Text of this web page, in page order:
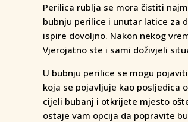
Perilica rublja se mora čistiti
bubnju perilice i unutar latice za
ispire dovoljno. Nakon nekog
Vjerojatno ste i sami doživjeli
U bubnju perilice se mogu
koja se pojavljuje kao posljedica
cijeli bubanj i otkrijete mjesto
ostaje vam opcija da popravite